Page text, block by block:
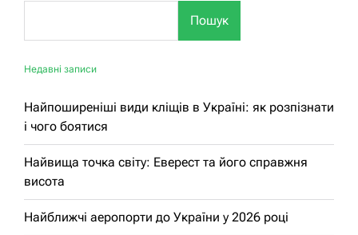
Пошук
Недавні записи
Найпоширеніші види кліщів в Україні: як розпізнати
і чого боятися
Найвища точка світу: Еверест та його справжня
висота
Найближчі аеропорти до України у 2026 році